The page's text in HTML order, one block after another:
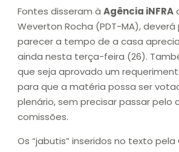
Fontes disseram à Agência iNFRA
Weverton Rocha (PDT-MA), deverá
parecer a tempo de a casa
ainda nesta terça-feira (26).
que seja aprovado um
para que a matéria possa ser
plenário, sem precisar passar pelo
comissões.
Os “jabutis” inseridos no texto